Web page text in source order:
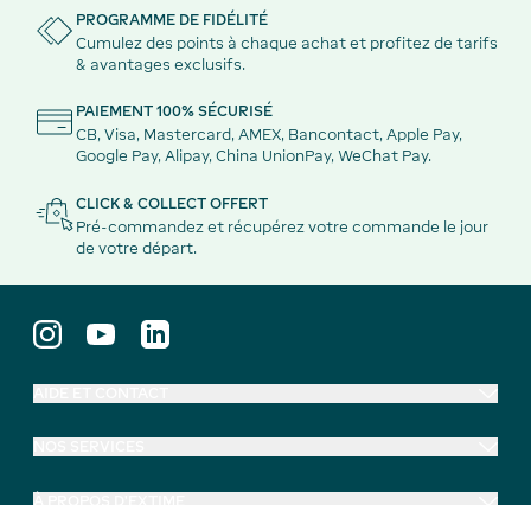
PROGRAMME DE FIDÉLITÉ
Cumulez des points à chaque achat et profitez de tarifs
& avantages exclusifs.
PAIEMENT 100% SÉCURISÉ
CB, Visa, Mastercard, AMEX, Bancontact, Apple Pay,
Google Pay, Alipay, China UnionPay, WeChat Pay.
CLICK & COLLECT OFFERT
Pré-commandez et récupérez votre commande le jour
de votre départ.